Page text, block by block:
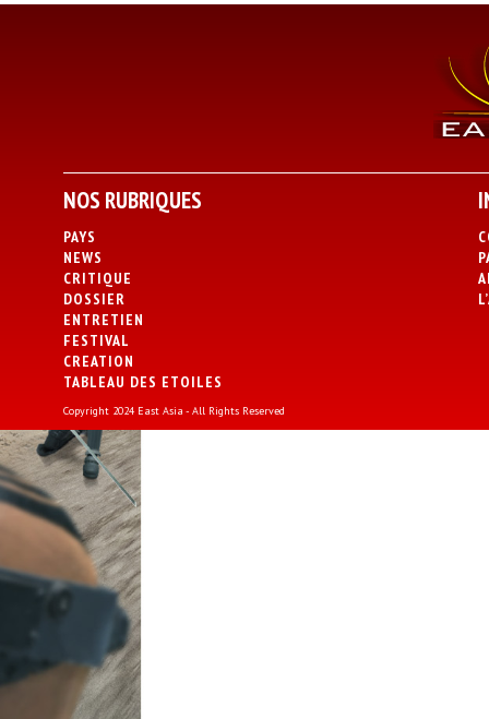
NOS RUBRIQUES
PAYS
NEWS
CRITIQUE
DOSSIER
ENTRETIEN
FESTIVAL
CREATION
TABLEAU DES ETOILES
Copyright 2024 East Asia - All Rights Reserved